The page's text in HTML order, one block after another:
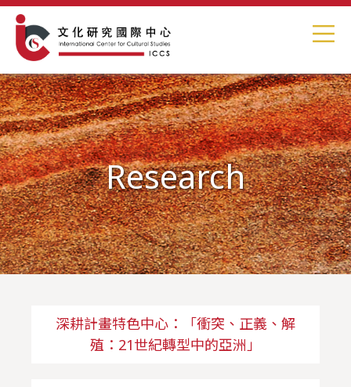
Research
深耕計畫特色中心：「衝突、正義、解
殖：21世紀轉型中的亞洲」